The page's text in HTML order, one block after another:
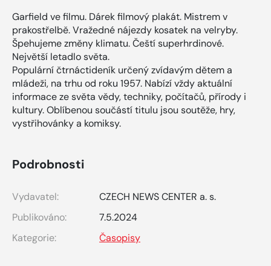
Garfield ve filmu. Dárek filmový plakát. Mistrem v
prakostřelbě. Vražedné nájezdy kosatek na velryby.
Špehujeme změny klimatu. Čeští superhrdinové.
Největší letadlo světa.
Populární čtrnáctideník určený zvídavým dětem a
mládeži, na trhu od roku 1957. Nabízí vždy aktuální
informace ze světa vědy, techniky, počítačů, přírody i
kultury. Oblíbenou součástí titulu jsou soutěže, hry,
vystřihovánky a komiksy.
Podrobnosti
Vydavatel:
CZECH NEWS CENTER a. s.
Publikováno:
7.5.2024
Kategorie:
Časopisy